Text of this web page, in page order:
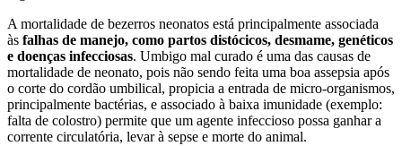
A mortalidade de bezerros neonatos está principalmente associada
às falhas de manejo, como partos distócicos, desmame, genéticos
e doenças infecciosas. Umbigo mal curado é uma das causas de
mortalidade de neonato, pois não sendo feita uma boa assepsia após
o corte do cordão umbilical, propicia a entrada de micro-organismos,
principalmente bactérias, e associado à baixa imunidade (exemplo:
falta de colostro) permite que um agente infeccioso possa ganhar a
corrente circulatória, levar à sepse e morte do animal.